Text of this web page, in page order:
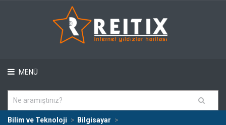
MENÜ
Bilim ve Teknoloji
Bilgisayar